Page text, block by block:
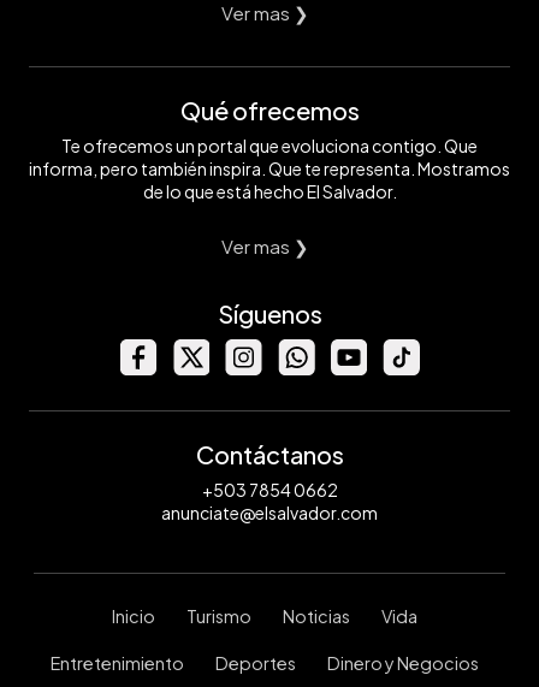
Ver mas ❯
Qué ofrecemos
Te ofrecemos un portal que evoluciona contigo. Que
informa, pero también inspira. Que te representa. Mostramos
de lo que está hecho El Salvador.
Ver mas ❯
Síguenos
Contáctanos
+503 7854 0662
anunciate@elsalvador.com
Inicio Turismo Noticias Vida
Entretenimiento Deportes Dinero y Negocios